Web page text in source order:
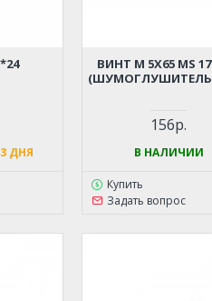
ДНЯ
ВИНТ М 5Х65 MS
156р.
В НАЛИЧИИ
Купить
Задать вопрос